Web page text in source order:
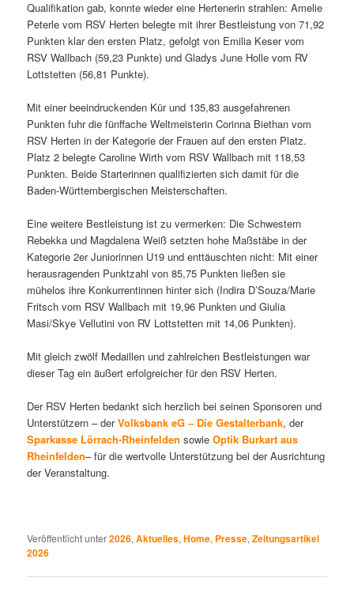
Qualifikation gab, konnte wieder eine Hertenerin strahlen: Amelie
Peterle vom RSV Herten belegte mit ihrer Bestleistung von 71,92
Punkten klar den ersten Platz, gefolgt von Emilia Keser vom
RSV Wallbach (59,23 Punkte) und Gladys June Holle vom RV
Lottstetten (56,81 Punkte).
Mit einer beeindruckenden Kür und 135,83 ausgefahrenen
Punkten fuhr die fünffache Weltmeisterin Corinna Biethan vom
RSV Herten in der Kategorie der Frauen auf den ersten Platz.
Platz 2 belegte Caroline Wirth vom RSV Wallbach mit 118,53
Punkten. Beide Starterinnen qualifizierten sich damit für die
Baden-Württembergischen Meisterschaften.
Eine weitere Bestleistung ist zu vermerken: Die Schwestern
Rebekka und Magdalena Weiß setzten hohe Maßstäbe in der
Kategorie 2er Juniorinnen U19 und enttäuschten nicht: Mit einer
herausragenden Punktzahl von 85,75 Punkten ließen sie
mühelos ihre Konkurrentinnen hinter sich (Indira D’Souza/Marie
Fritsch vom RSV Wallbach mit 19,96 Punkten und Giulia
Masi/Skye Vellutini von RV Lottstetten mit 14,06 Punkten).
Mit gleich zwölf Medaillen und zahlreichen Bestleistungen war
dieser Tag ein äußert erfolgreicher für den RSV Herten.
Der RSV Herten bedankt sich herzlich bei seinen Sponsoren und
Unterstützern – derVolksbank eG – Die Gestalterbank, der
Sparkasse Lörrach-Rheinfelden sowieOptik Burkart aus
Rheinfelden– für die wertvolle Unterstützung bei der Ausrichtung
der Veranstaltung.
Veröffentlicht unter2026,Aktuelles,Home, Presse,Zeitungsartikel
2026